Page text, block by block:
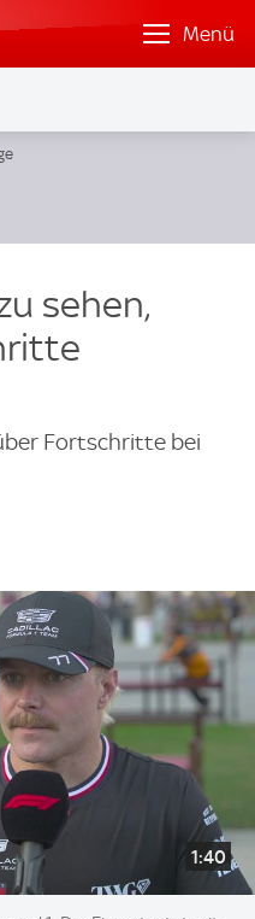
Menü
sehen,
Fortschritte bei
1:40